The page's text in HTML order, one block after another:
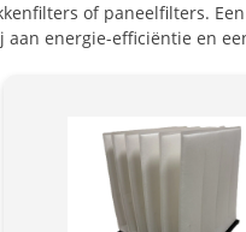
of paneelfilters.
energie-efficiëntie en